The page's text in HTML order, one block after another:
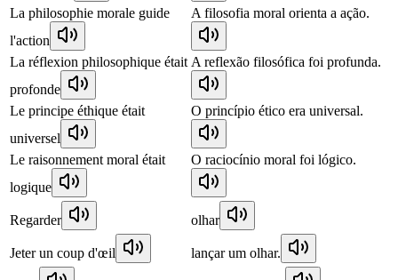
La philosophie morale guide
l'action
A filosofia moral orienta a ação.
La réflexion philosophique était
profonde
A reflexão filosófica foi profunda.
Le principe éthique était
universel
O princípio ético era universal.
Le raisonnement moral était
logique
O raciocínio moral foi lógico.
Regarder olhar
Jeter un coup d'œil lançar um olhar.